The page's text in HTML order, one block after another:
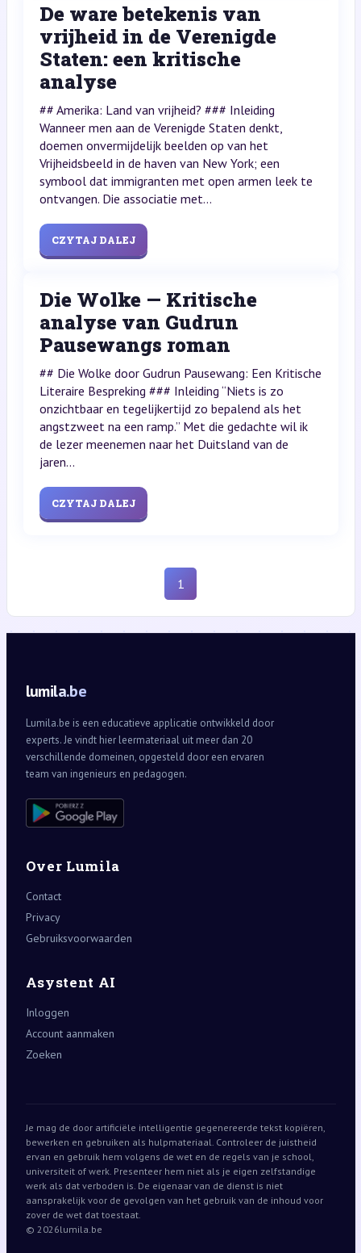
De ware betekenis van
vrijheid in de Verenigde
Staten: een kritische
analyse
## Amerika: Land van vrijheid? ### Inleiding
Wanneer men aan de Verenigde Staten denkt,
doemen onvermijdelijk beelden op van het
Vrijheidsbeeld in de haven van New York; een
symbool dat immigranten met open armen leek te
ontvangen. Die associatie met...
CZYTAJ DALEJ
Die Wolke — Kritische
analyse van Gudrun
Pausewangs roman
## Die Wolke door Gudrun Pausewang: Een Kritische
Literaire Bespreking ### Inleiding “Niets is zo
onzichtbaar en tegelijkertijd zo bepalend als het
angstzweet na een ramp.” Met die gedachte wil ik
de lezer meenemen naar het Duitsland van de
jaren...
CZYTAJ DALEJ
1
lumila.be
Lumila.be is een educatieve applicatie ontwikkeld door
experts. Je vindt hier leermateriaal uit meer dan 20
verschillende domeinen, opgesteld door een ervaren
team van ingenieurs en pedagogen.
Over Lumila
Contact
Privacy
Gebruiksvoorwaarden
Asystent AI
Inloggen
Account aanmaken
Zoeken
Je mag de door artificiële intelligentie gegenereerde tekst kopiëren,
bewerken en gebruiken als hulpmateriaal. Controleer de juistheid
ervan en gebruik hem volgens de wet en de regels van je school,
universiteit of werk. Presenteer hem niet als je eigen zelfstandige
werk als dat verboden is. De eigenaar van de dienst is niet
aansprakelijk voor de gevolgen van het gebruik van de inhoud voor
zover de wet dat toestaat.
© 2026lumila.be